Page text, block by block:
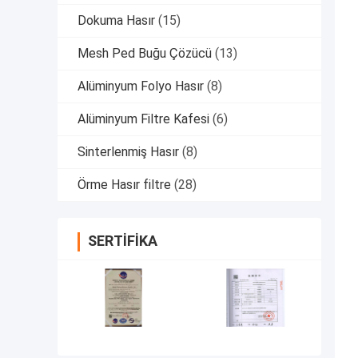
Dokuma Hasır (15)
Mesh Ped Buğu Çözücü (13)
Alüminyum Folyo Hasır (8)
Alüminyum Filtre Kafesi (6)
Sinterlenmiş Hasır (8)
Örme Hasır filtre (28)
SERTIFIKA